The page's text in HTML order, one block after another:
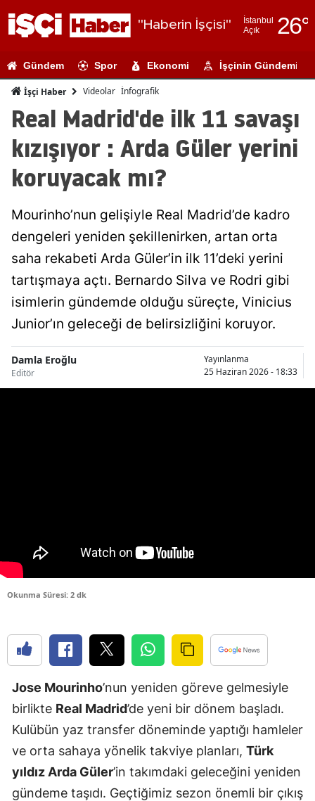
"Haberin İşçisi"
İstanbul
Açık
26°
Adıyaman
Ağrı
Amasya
Antalya
Artvin
Aydın
Balıkesir
Bilecik
Bitlis
Edirne
Erzincan
Erzurum
Gaziantep
Gündem Spor Ekonomi İşçinin Gündemi
İşçi Haber Videolar İnfografik
Real Madrid'de ilk 11 savaşı
kızışıyor : Arda Güler yerini
koruyacak mı?
Mourinho’nun gelişiyle Real Madrid’de kadro
dengeleri yeniden şekillenirken, artan orta
saha rekabeti Arda Güler’in ilk 11’deki yerini
tartışmaya açtı. Bernardo Silva ve Rodri gibi
isimlerin gündemde olduğu süreçte, Vinicius
Junior’ın geleceği de belirsizliğini koruyor.
Damla Eroğlu
Editör
Yayınlanma
25 Haziran 2026 - 18:33
Okunma Süresi: 2 dk
Jose Mourinho’nun yeniden göreve gelmesiyle
birlikte Real Madrid’de yeni bir dönem başladı.
Kulübün yaz transfer döneminde yaptığı hamleler
ve orta sahaya yönelik takviye planları, Türk
yıldız Arda Güler’in takımdaki geleceğini yeniden
gündeme taşıdı. Geçtiğimiz sezon önemli bir çıkış